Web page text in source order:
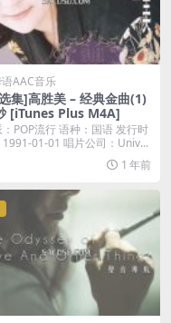
AAC音乐
集]高胜美 – 经典金曲(1)
[iTunes Plus M4A]
POP流行 语种：国语 发行时
1991-01-01 唱片公司：Univ...
1 年前